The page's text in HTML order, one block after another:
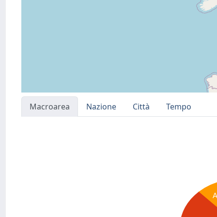
Macroarea Nazione Città Tempo